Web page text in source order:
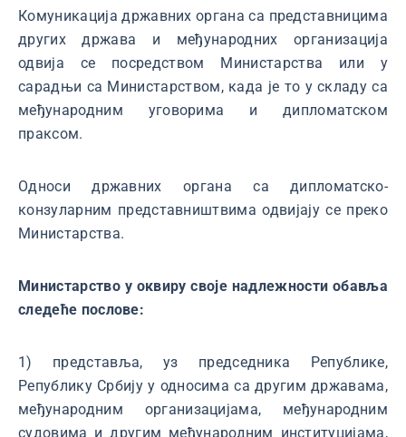
Комуникација државних органа са представницима
других држава и међународних организација
одвија се посредством Министарства или у
сарадњи са Министарством, када је то у складу са
међународним уговорима и дипломатском
праксом.
Односи државних органа са дипломатско-
конзуларним представништвима одвијају се преко
Министарства.
Министарство у оквиру своје надлежности обавља
следеће послове:
1) представља, уз председника Републике,
Републику Србију у односима са другим државама,
међународним организацијама, међународним
судовима и другим међународним институцијама,